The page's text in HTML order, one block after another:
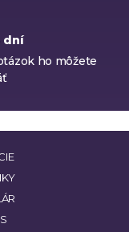
dní
ho môžete